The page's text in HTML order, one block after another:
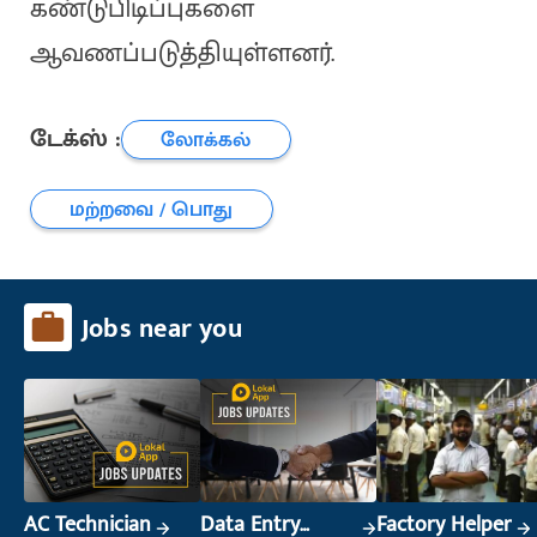
கண்டுபிடிப்புகளை
ஆவணப்படுத்தியுள்ளனர்.
டேக்ஸ் :
லோக்கல்
மற்றவை / பொது
Jobs near you
AC Technician Data Entry Factory Helper